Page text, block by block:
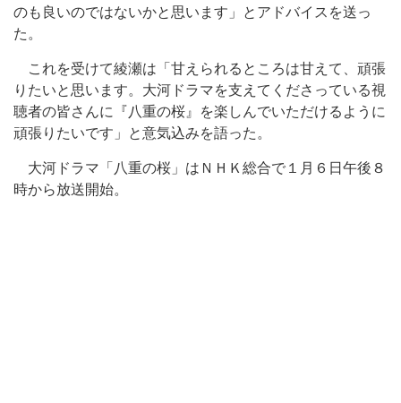
のも良いのではないかと思います」とアドバイスを送っ
た。
これを受けて綾瀬は「甘えられるところは甘えて、頑張
りたいと思います。大河ドラマを支えてくださっている視
聴者の皆さんに『八重の桜』を楽しんでいただけるように
頑張りたいです」と意気込みを語った。
大河ドラマ「八重の桜」はＮＨＫ総合で１月６日午後８
時から放送開始。